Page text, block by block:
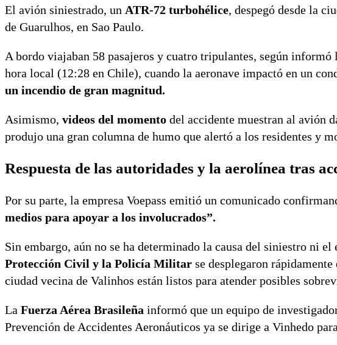
El avión siniestrado, un ATR-72 turbohélice, despegó desde la
de Guarulhos, en Sao Paulo.
A bordo viajaban 58 pasajeros y cuatro tripulantes, según
hora local (12:28 en Chile), cuando la aeronave impactó en un
un incendio de gran magnitud.
Asimismo, videos del momento del accidente muestran al avión
produjo una gran columna de humo que alertó a los residentes y
Respuesta de las autoridades y la aerolínea tras
Por su parte, la empresa Voepass emitió un comunicado
medios para apoyar a los involucrados”.
Sin embargo, aún no se ha determinado la causa del siniestro ni el
Protección Civil y la Policía Militar se desplegaron
ciudad vecina de Valinhos están listos para atender posibles
La Fuerza Aérea Brasileña informó que un equipo de
Prevención de Accidentes Aeronáuticos ya se dirige a Vinhedo